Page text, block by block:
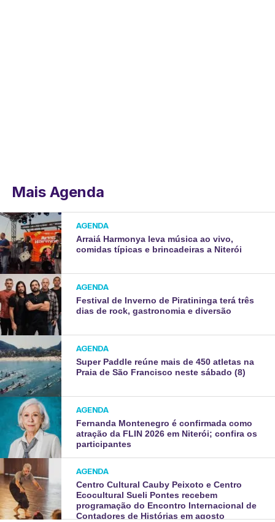
Mais Agenda
AGENDA
Arraiá Harmonya leva música ao vivo,
comidas típicas e brincadeiras a Niterói
AGENDA
Festival de Inverno de Piratininga terá três
dias de rock, gastronomia e diversão
AGENDA
Super Paddle reúne mais de 450 atletas na
Praia de São Francisco neste sábado (8)
AGENDA
Fernanda Montenegro é confirmada como
atração da FLIN 2026 em Niterói; confira os
participantes
AGENDA
Centro Cultural Cauby Peixoto e Centro
Ecocultural Sueli Pontes recebem
programação do Encontro Internacional de
Contadores de Histórias em agosto